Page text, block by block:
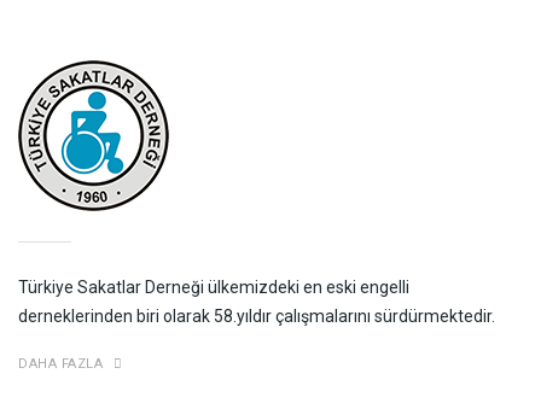
Türkiye Sakatlar Derneği ülkemizdeki en eski engelli
derneklerinden biri olarak 58.yıldır çalışmalarını sürdürmektedir.
DAHA FAZLA